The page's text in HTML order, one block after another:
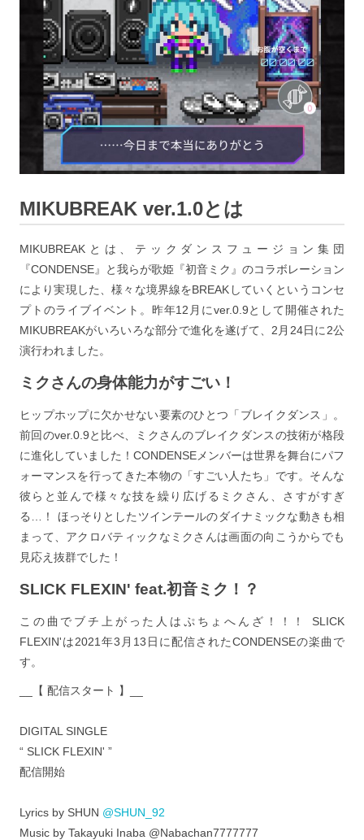
MIKUBREAK ver.1.0とは
MIKUBREAKとは、テックダンスフュージョン集団
『CONDENSE』と我らが歌姫『初音ミク』のコラボレーション
により実現した、様々な境界線をBREAKしていくというコンセ
プトのライブイベント。昨年12月にver.0.9として開催された
MIKUBREAKがいろいろな部分で進化を遂げて、2月24日に2公
演行われました。
ミクさんの身体能力がすごい！
ヒップホップに欠かせない要素のひとつ「ブレイクダンス」。
前回のver.0.9と比べ、ミクさんのブレイクダンスの技術が格段
に進化していました！CONDENSEメンバーは世界を舞台にパフ
ォーマンスを行ってきた本物の「すごい人たち」です。そんな
彼らと並んで様々な技を繰り広げるミクさん、さすがすぎ
る…！ ほっそりとしたツインテールのダイナミックな動きも相
まって、アクロバティックなミクさんは画面の向こうからでも
見応え抜群でした！
SLICK FLEXIN' feat.初音ミク！？
この曲でブチ上がった人はぷちょへんざ！！！ SLICK
FLEXIN'は2021年3月13日に配信されたCONDENSEの楽曲で
す。
__【 配信スタート 】__
DIGITAL SINGLE
“ SLICK FLEXIN' ”
配信開始
Lyrics by SHUN @SHUN_92
Music by Takayuki Inaba @Nabachan7777777